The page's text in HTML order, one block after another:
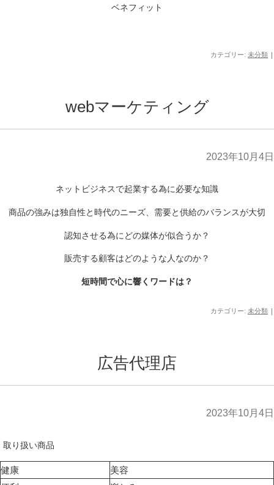
ベネフィット
カテゴリー: 未分類 |
webマーケティング
2023年10月4日
ネットビジネスで起業する為に必要な知識
商品の強みは独自性と時代のニーズ、需要と供給のバランスが大切
認知させる為にどの媒体が似合うか？
販売する顧客はどのような人なのか？
短時間で心に響くワードは？
カテゴリー: 未分類 |
広告代理店
2023年10月4日
取り扱い商品
健康
美容